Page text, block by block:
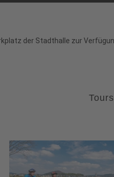
der Stadthalle zur